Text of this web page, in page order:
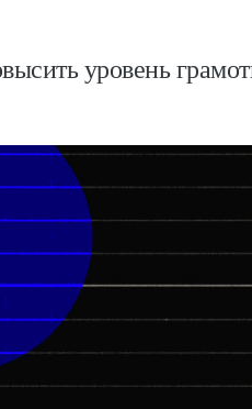
уровень